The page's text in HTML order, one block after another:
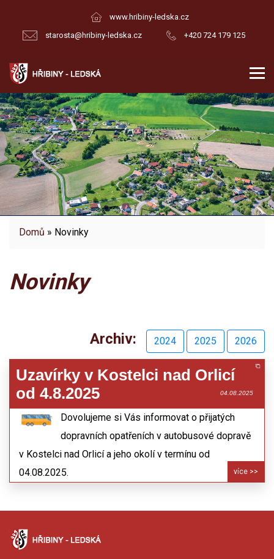
www.hribiny-ledska.cz
starosta@hribiny-ledska.cz
+420 724 179 125
Domů » Novinky
Novinky
Archiv: 2024 2025 2026
Uzavírky v Kostelci nad Orlicí
od 4.8.2025
04.08.2025
Dovolujeme si Vás informovat o přijatých
dopravních opatřeních v autobusové dopravě
v Kostelci nad Orlicí a jeho okolí v termínu od
04.08.2025.
více >>